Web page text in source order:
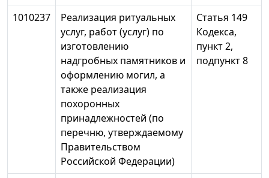
1010237
Реализация ритуальных
услуг, работ (услуг) по
изготовлению
надгробных памятников и
оформлению могил, а
также реализация
похоронных
принадлежностей (по
перечню, утверждаемому
Правительством
Российской Федерации)
Статья 149
Кодекса,
пункт 2,
подпункт 8